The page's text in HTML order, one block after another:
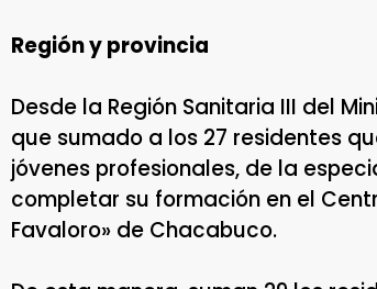
Región y provincia
Desde la Región Sanitaria III del
que sumado a los 27 residentes
jóvenes profesionales, de la
completar su formación en el
Favaloro» de Chacabuco.